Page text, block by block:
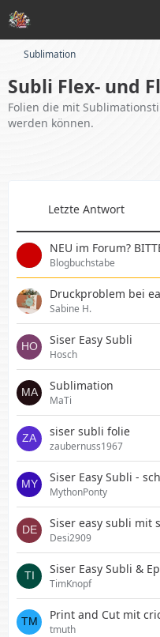
Sublimation
Subli Flex- und
Folien die mit
werden können.
Letzte Antwort
NEU im Forum?
Blogbuchstabe
Druckproblem bei
Sabine H.
Siser Easy Subli
Hosch
Sublimation
MaTi
siser subli folie
zaubernuss1967
Siser Easy Subli -
MythonPonty
Siser easy subli mit
Desi2909
Siser Easy Subli &
TimKnopf
Print and Cut mit
tmuth